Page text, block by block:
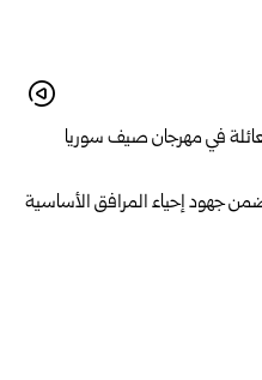
في مهرجان صيف سوريا